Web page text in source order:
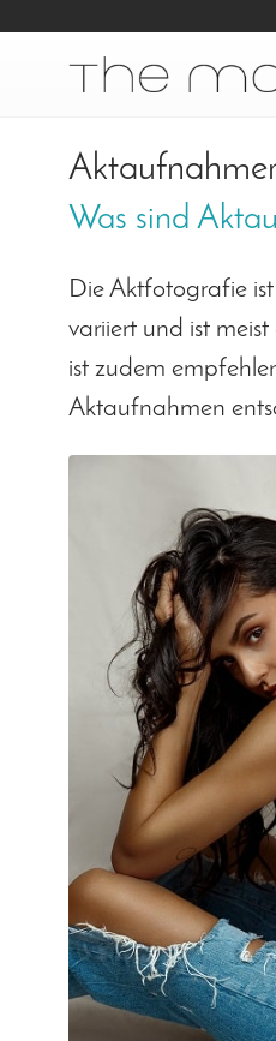
Was sind
Die Aktfotografie
variiert und ist
ist zudem
Aktaufnahmen